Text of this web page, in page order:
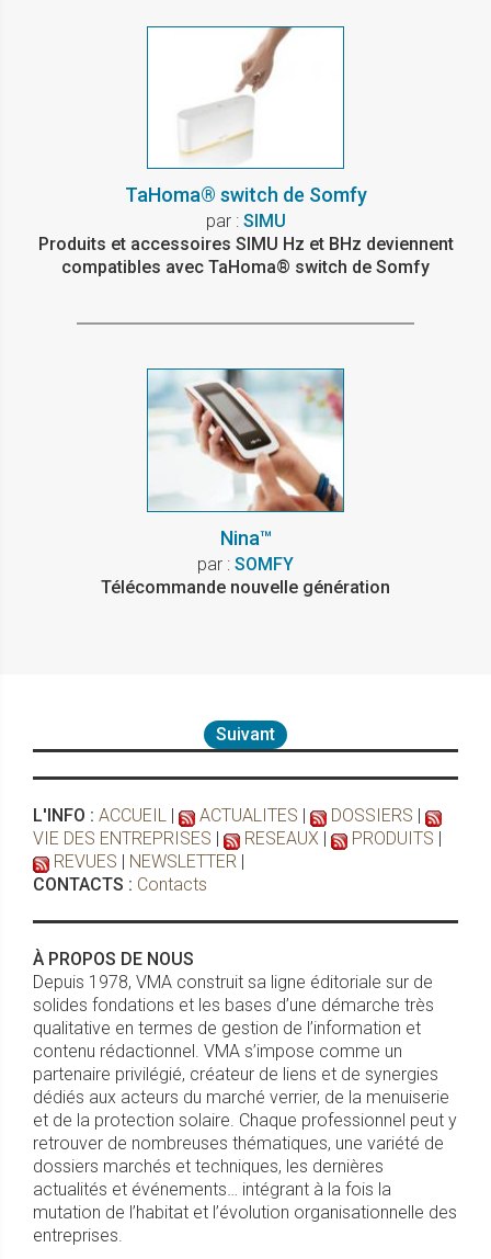
TaHoma® switch de Somfy
par : SIMU
Produits et accessoires SIMU Hz et BHz deviennent
compatibles avec TaHoma® switch de Somfy
Nina™
par : SOMFY
Télécommande nouvelle génération
Suivant
L'INFO : ACCUEIL | ACTUALITES | DOSSIERS |
VIE DES ENTREPRISES | RESEAUX | PRODUITS |
REVUES | NEWSLETTER |
CONTACTS : Contacts
À PROPOS DE NOUS
Depuis 1978, VMA construit sa ligne éditoriale sur de
solides fondations et les bases d’une démarche très
qualitative en termes de gestion de l’information et
contenu rédactionnel. VMA s’impose comme un
partenaire privilégié, créateur de liens et de synergies
dédiés aux acteurs du marché verrier, de la menuiserie
et de la protection solaire. Chaque professionnel peut y
retrouver de nombreuses thématiques, une variété de
dossiers marchés et techniques, les dernières
actualités et événements… intégrant à la fois la
mutation de l’habitat et l’évolution organisationnelle des
entreprises.